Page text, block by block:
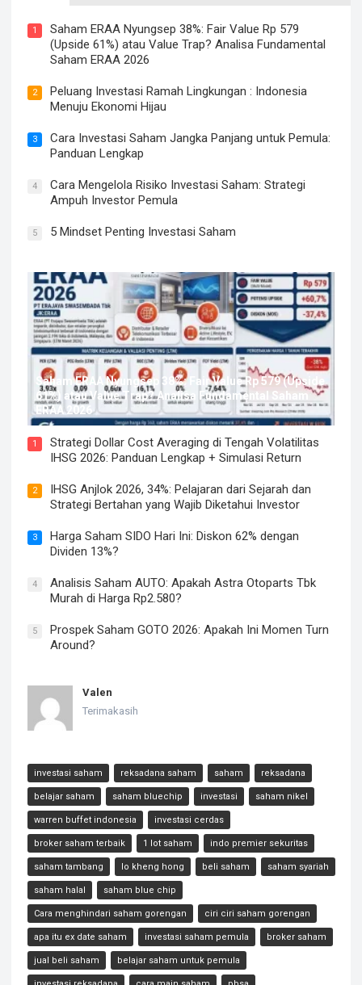
1
Saham ERAA Nyungsep 38%: Fair Value Rp 579
(Upside 61%) atau Value Trap? Analisa Fundamental
Saham ERAA 2026
2
Peluang Investasi Ramah Lingkungan : Indonesia
Menuju Ekonomi Hijau
3
Cara Investasi Saham Jangka Panjang untuk Pemula:
Panduan Lengkap
4
Cara Mengelola Risiko Investasi Saham: Strategi
Ampuh Investor Pemula
5 5 Mindset Penting Investasi Saham
Saham ERAA Nyungsep 38%: Fair Value Rp 579 (Upside
61%) atau Value Trap? Analisa Fundamental Saham
ERAA 2026
1
Strategi Dollar Cost Averaging di Tengah Volatilitas
IHSG 2026: Panduan Lengkap + Simulasi Return
2
IHSG Anjlok 2026, 34%: Pelajaran dari Sejarah dan
Strategi Bertahan yang Wajib Diketahui Investor
3
Harga Saham SIDO Hari Ini: Diskon 62% dengan
Dividen 13%?
4
Analisis Saham AUTO: Apakah Astra Otoparts Tbk
Murah di Harga Rp2.580?
5
Prospek Saham GOTO 2026: Apakah Ini Momen Turn
Around?
Valen
Terimakasih
investasi saham reksadana saham saham reksadana
belajar saham saham bluechip investasi saham nikel
warren buffet indonesia investasi cerdas
broker saham terbaik 1 lot saham indo premier sekuritas
saham tambang lo kheng hong beli saham saham syariah
saham halal saham blue chip
Cara menghindari saham gorengan ciri ciri saham gorengan
apa itu ex date saham investasi saham pemula broker saham
jual beli saham belajar saham untuk pemula